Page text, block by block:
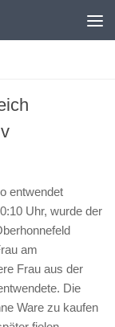
entwendet
Uhr, wurde der
am
Frau aus der
Die
Ware zu kaufen